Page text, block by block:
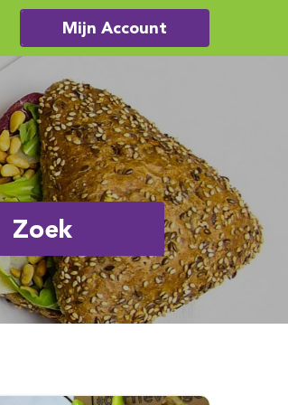
Mijn Account
Zoek